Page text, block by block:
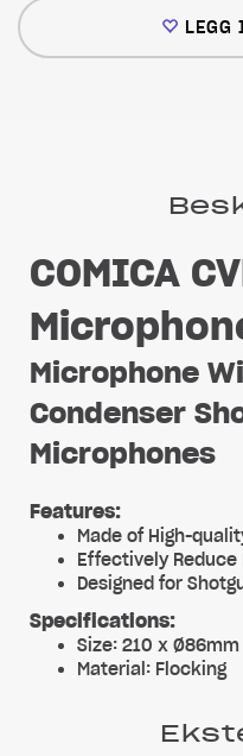
LEGG
COMICA
Microphone
Condenser
Microphones
Features:
Made of High-
Effectively Reduce
Designed for
Specifications:
Size: 210 x Ø86mm
Material: Flocking